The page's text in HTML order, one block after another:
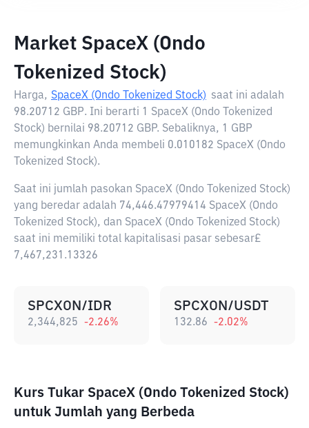
Market SpaceX (Ondo
Tokenized Stock)
Harga, SpaceX (Ondo Tokenized Stock) saat ini adalah
98.20712 GBP. Ini berarti 1 SpaceX (Ondo Tokenized
Stock) bernilai 98.20712 GBP. Sebaliknya, 1 GBP
memungkinkan Anda membeli 0.010182 SpaceX (Ondo
Tokenized Stock).
Saat ini jumlah pasokan SpaceX (Ondo Tokenized Stock)
yang beredar adalah 74,446.47979414 SpaceX (Ondo
Tokenized Stock), dan SpaceX (Ondo Tokenized Stock)
saat ini memiliki total kapitalisasi pasar sebesar£
7,467,231.13326
SPCXON/IDR
2,344,825 -2.26%
SPCXON/USDT
132.86 -2.02%
Kurs Tukar SpaceX (Ondo Tokenized Stock)
untuk Jumlah yang Berbeda